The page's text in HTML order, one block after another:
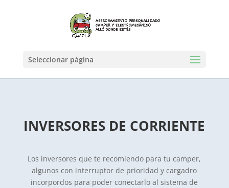
Seleccionar página
INVERSORES DE CORRIENTE
Los inversores que te recomiendo para tu camper,
algunos con interruptor de prioridad y cargadro
incorpordos para poder conectarlo al sistema de